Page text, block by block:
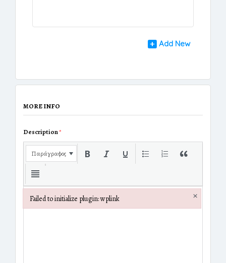
Add New
MORE INFO
Description*
Παράγραφος
Failed to initialize plugin: wplink ×
Failed to initialize plugin: wplink